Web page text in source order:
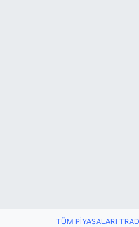
TÜM PIYASALARI